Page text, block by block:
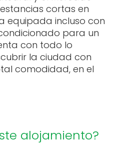
cortas en
equipada incluso con
para un
con todo lo
la ciudad con
comodidad, en el
alojamiento?